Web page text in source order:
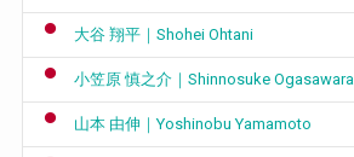
大谷 翔平｜Shohei Ohtani
小笠原 慎之介｜Shinnosuke Ogasawara
山本 由伸｜Yoshinobu Yamamoto